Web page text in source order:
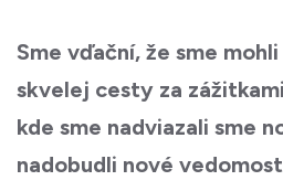
Sme vďační, že sme
skvelej cesty za
kde sme nadviazali sme
nadobudli nové